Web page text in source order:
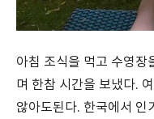
아침 조식을 먹고 수영장
며 한참 시간을 보냈다.
않아도된다. 한국에서 인